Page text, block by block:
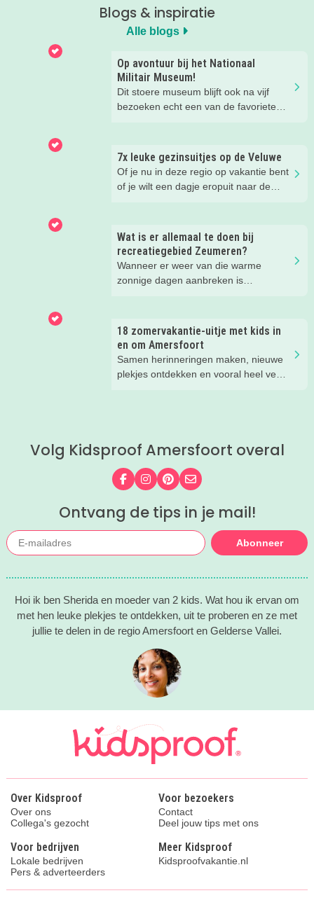
Blogs & inspiratie
Alle blogs
Op avontuur bij het Nationaal
Militair Museum!
Dit stoere museum blijft ook na vijf
bezoeken echt een van de favoriete
ze zo leuk vinden aan het NMM. ‘De
mega coole vliegtuigen overal’, ‘de
stormbaan buiten’, ‘de Xplore’ en het
'zelf in een mini-jeep rijden’. Voor ons
7x leuke gezinsuitjes op de Veluwe
Of je nu in deze regio op vakantie bent
of je wilt een dagje eropuit naar de
Wat is er allemaal te doen bij
recreatiegebied Zeumeren?
Wanneer er weer van die warme
zonnige dagen aanbreken is
met het hele gezin. Maar wist je dat
naast het zwemmen er nog veel te
beleven is in dit groenrijke gebied van
Leisurelands? Wij delen onze favoriete
tips.
18 zomervakantie-uitje met kids in
en om Amersfoort
Samen herinneringen maken, nieuwe
plekjes ontdekken en vooral heel veel
inspireren door deze leuke zomertips!.
Volg Kidsproof Amersfoort overal
Volg ons op Facebook
Volg ons op Instagram
Volg ons op Pinterest
Mail ons
Ontvang de tips in je mail!
Abonneer
Hoi ik ben Sherida en moeder van 2 kids. Wat hou ik ervan om
met hen leuke plekjes te ontdekken, uit te proberen en ze met
jullie te delen in de regio Amersfoort en Gelderse Vallei.
Over Kidsproof
Over ons
Collega's gezocht
Voor bezoekers
Contact
Deel jouw tips met ons
Voor bedrijven
Lokale bedrijven
Pers & adverteerders
Meer Kidsproof
Kidsproofvakantie.nl